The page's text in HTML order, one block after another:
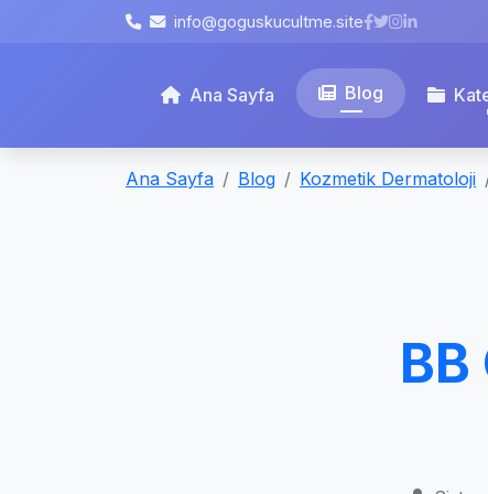
info@goguskucultme.site
Ana Sayfa Blog
Ana Sayfa Blog Kozmetik Dermatoloji